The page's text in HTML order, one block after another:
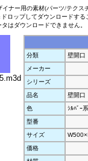
ナー用の素材(パーツ/テクス
ロップしてダウンロードす
はダウンロードできません。
分類
壁開口
メーカー
シリーズ
品名
壁開口
色
ｼﾙﾊﾞｰ系
型番
サイズ
価格